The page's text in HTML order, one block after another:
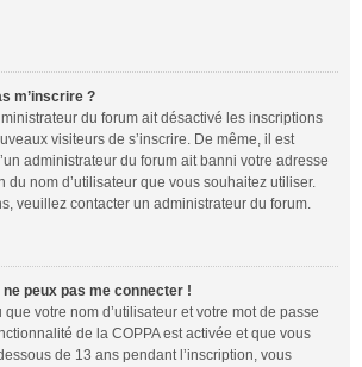
m’inscrire ?
du forum ait désactivé les inscriptions
visiteurs de s’inscrire. De même, il est
administrateur du forum ait banni votre adresse
du nom d’utilisateur que vous souhaitez utiliser.
veuillez contacter un administrateur du forum.
peux pas me connecter !
votre nom d’utilisateur et votre mot de passe
de la COPPA est activée et que vous
de 13 ans pendant l’inscription, vous